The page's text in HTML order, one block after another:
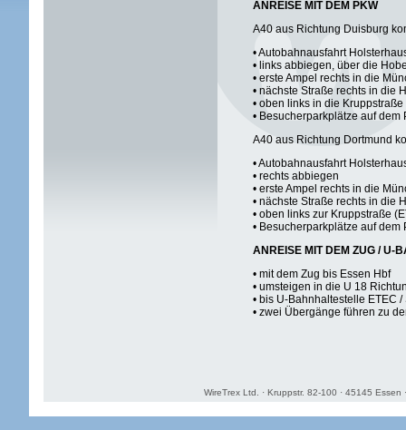
ANREISE MIT DEM PKW
A40 aus Richtung Duisburg
• Autobahnausfahrt
• links abbiegen, über die
• erste Ampel rechts in die
• nächste Straße rechts in die
• oben links in die
• Besucherparkplätze auf dem
A40 aus Richtung Dortmund
• Autobahnausfahrt
• rechts abbiegen
• erste Ampel rechts in die
• nächste Straße rechts in die
• oben links zur Kruppstraße
• Besucherparkplätze auf
ANREISE MIT DEM ZUG / U-
• mit dem Zug bis Essen Hbf
• umsteigen in die U 18
• bis U-Bahnhaltestelle ETEC
• zwei Übergänge führen zu
WireTrex Ltd. · Kruppstr. 82-100 · 45145